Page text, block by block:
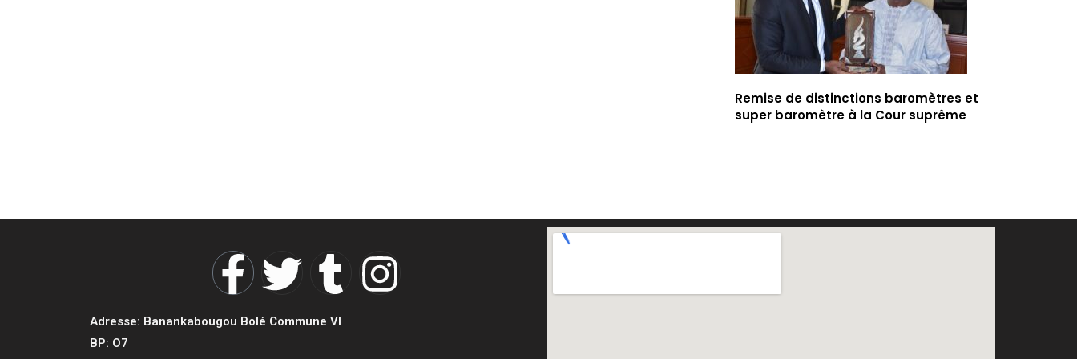
Remise de distinctions baromètres et
super baromètre à la Cour suprême
Adresse: Banankabougou Bolé Commune VI
BP: O7